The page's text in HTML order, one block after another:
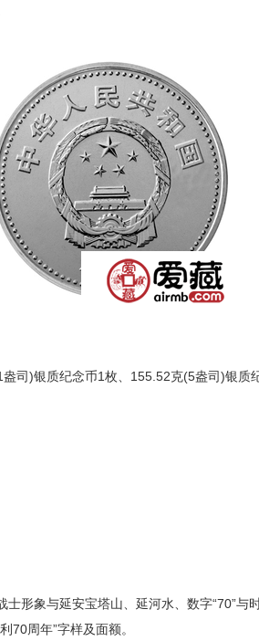
司)银质纪念币1枚、155.52克(5盎司)银质
象与延安宝塔山、延河水、数字“70”与
70周年”字样及面额。